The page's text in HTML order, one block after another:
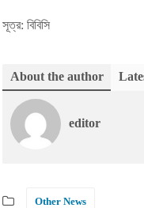
সূত্র: বিবিসি
About the author
editor
Other News